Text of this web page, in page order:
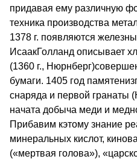
придавая ему различную
техника производства
1378 г. появляются
ИсаакГолланд описывает
(1360 г.,
бумаги. 1405 год
снаряда и первой гранаты
начата добыча меди и
Прибавим кэтому знание
минеральных кислот,
(«мертвая голова»),